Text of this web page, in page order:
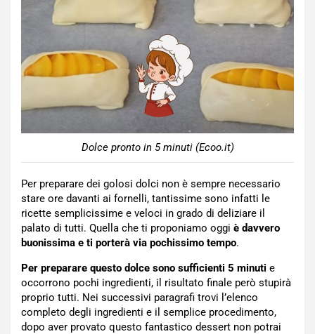
Dolce pronto in 5 minuti (Ecoo.it)
Per preparare dei golosi dolci non è sempre necessario
stare ore davanti ai fornelli, tantissime sono infatti le
ricette semplicissime e veloci in grado di deliziare il
palato di tutti. Quella che ti proponiamo oggi è davvero
buonissima e ti porterà via pochissimo tempo.
Per preparare questo dolce sono sufficienti 5 minuti e
occorrono pochi ingredienti, il risultato finale però stupirà
proprio tutti. Nei successivi paragrafi trovi l’elenco
completo degli ingredienti e il semplice procedimento,
dopo aver provato questo fantastico dessert non potrai